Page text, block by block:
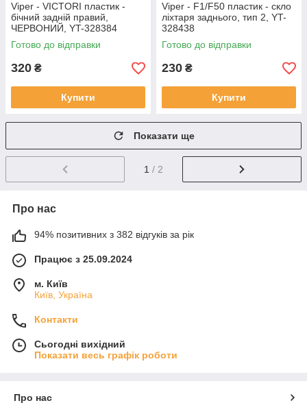
Viper - VICTORI пластик -
бічний задній правий,
ЧЕРВОНИЙ, YT-328384
Готово до відправки
320 ₴
Купити
Viper - F1/F50 пластик - скло
ліхтаря заднього, тип 2, YT-
328438
Готово до відправки
230 ₴
Купити
Показати ще
1 / 2
Про нас
94% позитивних з 382 відгуків за рік
Працює з 25.09.2024
м. Київ
Київ, Україна
Контакти
Сьогодні вихідний
Показати весь графік роботи
Про нас